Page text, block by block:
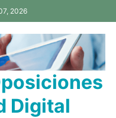
2026
Digital